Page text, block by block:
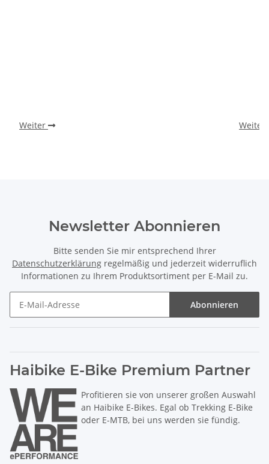
Weiter Weiter
Newsletter Abonnieren
Bitte senden Sie mir entsprechend Ihrer
Datenschutzerklärung regelmäßig und jederzeit widerruflich
Informationen zu Ihrem Produktsortiment per E-Mail zu.
Abonnieren
Haibike E-Bike Premium Partner
Profitieren sie von unserer großen Auswahl
an Haibike E-Bikes. Egal ob Trekking E-Bike
oder E-MTB, bei uns werden sie fündig.